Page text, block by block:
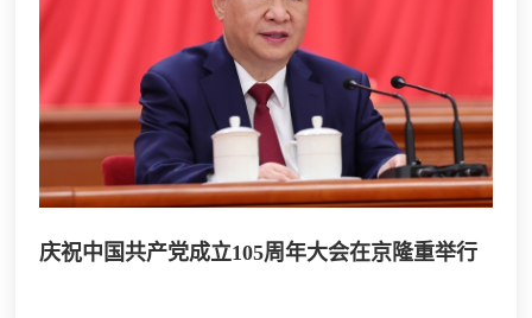
庆祝中国共产党成立105周年大会在京隆重举行